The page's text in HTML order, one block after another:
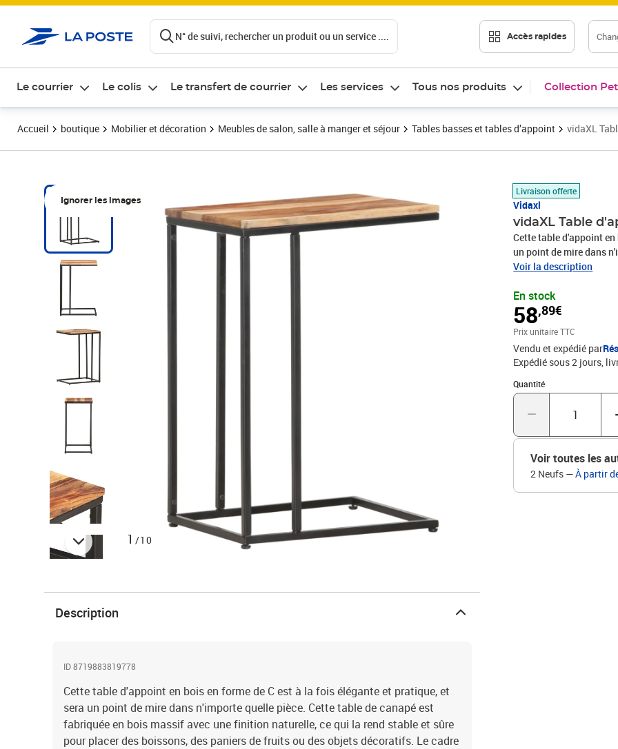
N° de suivi, rechercher un produit ou un service .... Accès rapides
Le courrier Le colis Le transfert de courrier Les services Tous nos produits Collection
Accueil boutique Mobilier et décoration Meubles de salon, salle à manger et séjour Tables basses et tables d’appoint vidaXL
Ignorer les images
1 /10
Livraison offerte
Vidaxl
vidaXL Table
Cette table d'appoint
un point de mire dans
bois massif avec une
poudre ajoute à sa
rendent chaque
du processus est
et le laquage. De plus,
et le grain du bois
en son genre. La
votre produit.Couleur :
poudreDimensions : 35
laquéL'assemblage est
Voir la description
En stock
58,89€
Prix 58,89€
Prix unitaire TTC
Vendu et expédié par
Expédié sous 2 jours
Quantité
Quantité : 1
Voir toutes les
2 Neufs —À partir
Description
ID 8719883819778
Cette table d'appoint en bois en forme de C est à la fois élégante et pratique, et
sera un point de mire dans n'importe quelle pièce. Cette table de canapé est
fabriquée en bois massif avec une finition naturelle, ce qui la rend stable et sûre
pour placer des boissons, des paniers de fruits ou des objets décoratifs. Le cadre